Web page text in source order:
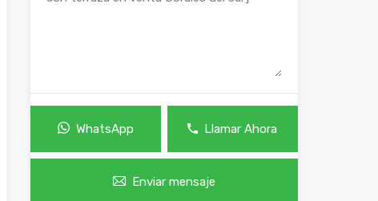
WhatsApp Llamar Ahora
Enviar mensaje